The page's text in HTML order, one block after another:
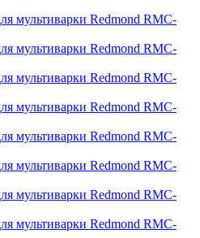
мультиварки Redmond RMC-
мультиварки Redmond RMC-
мультиварки Redmond RMC-
мультиварки Redmond RMC-
мультиварки Redmond RMC-
мультиварки Redmond RMC-
мультиварки Redmond RMC-
мультиварки Redmond RMC-